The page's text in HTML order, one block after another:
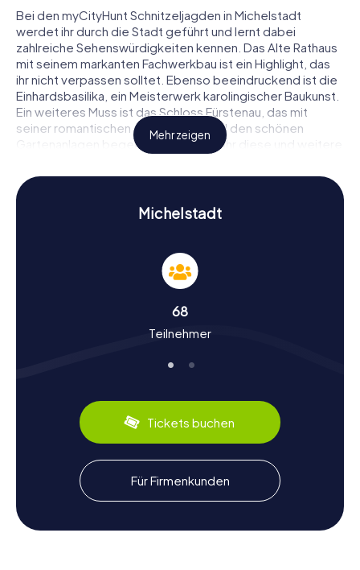
Bei den myCityHunt Schnitzeljagden in Michelstadt
werdet ihr durch die Stadt geführt und lernt dabei
zahlreiche Sehenswürdigkeiten kennen. Das Alte Rathaus
mit seinem markanten Fachwerkbau ist ein Highlight, das
ihr nicht verpassen solltet. Ebenso beeindruckend ist die
Einhardsbasilika, ein Meisterwerk karolingischer Baukunst.
Ein weiteres Muss ist das Schloss Fürstenau, das mit
seiner romantischen Atmosphäre und den schönen
Gartenanlagen begeistert. Während ihr diese und weitere
lösen, die euch tiefer in die Geschichte und Geheimnisse
der Stadt eintauchen lassen.
Die myCityHunt Schnitzeljagden in Michelstadt sind nicht
nur spannend, sondern auch lehrreich. Ihr werdet viel über
der Stadt erfahren. Wusstet ihr, dass Michelstadt erstmals
741 urkundlich erwähnt wurde? Ein weiteres interessantes
engen Vertrauten Karls des Großen, erbaut wurde. Auch
Odenwälder Kochkäse, sind ein Genuss, den ihr bei eurer
Schnitzeljagd entdecken könnt.
Nach der Schnitzeljagd in Michelstadt die
Umgebung erkunden
Nach einer spannenden Schnitzeljagd in Michelstadt gibt
es noch viel mehr zu entdecken. Die Stadt bietet
zahlreiche gemütliche Cafés und Restaurants, in denen ihr
Mehr zeigen
Michelstadt
68
Teilnehmer
Tickets buchen
Für Firmenkunden